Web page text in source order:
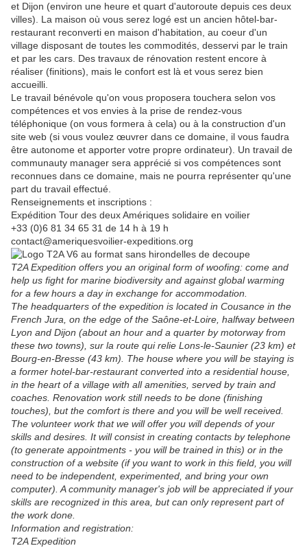
et Dijon (environ une heure et quart d'autoroute depuis ces deux
villes). La maison où vous serez logé est un ancien hôtel-bar-
restaurant reconverti en maison d'habitation, au coeur d'un
village disposant de toutes les commodités, desservi par le train
et par les cars. Des travaux de rénovation restent encore à
réaliser (finitions), mais le confort est là et vous serez bien
accueilli.
Le travail bénévole qu'on vous proposera touchera selon vos
compétences et vos envies à la prise de rendez-vous
téléphonique (on vous formera à cela) ou à la construction d'un
site web (si vous voulez œuvrer dans ce domaine, il vous faudra
être autonome et apporter votre propre ordinateur). Un travail de
communauty manager sera apprécié si vos compétences sont
reconnues dans ce domaine, mais ne pourra représenter qu'une
part du travail effectué.
Renseignements et inscriptions :
Expédition Tour des deux Amériques solidaire en voilier
+33 (0)6 81 34 65 31 de 14 h à 19 h
contact@ameriquesvoilier-expeditions.org
T2A Expedition offers you an original form of woofing: come and
help us fight for marine biodiversity and against global warming
for a few hours a day in exchange for accommodation.
The headquarters of the expedition is located in Cousance in the
French Jura, on the edge of the Saône-et-Loire, halfway between
Lyon and Dijon (about an hour and a quarter by motorway from
these two towns), sur la route qui relie Lons-le-Saunier (23 km) et
Bourg-en-Bresse (43 km). The house where you will be staying is
a former hotel-bar-restaurant converted into a residential house,
in the heart of a village with all amenities, served by train and
coaches. Renovation work still needs to be done (finishing
touches), but the comfort is there and you will be well received.
The volunteer work that we will offer you will depends of your
skills and desires. It will consist in creating contacts by telephone
(to generate appointments - you will be trained in this) or in the
construction of a website (if you want to work in this field, you will
need to be independent, experimented, and bring your own
computer). A community manager's job will be appreciated if your
skills are recognized in this area, but can only represent part of
the work done.
Information and registration:
T2A Expedition